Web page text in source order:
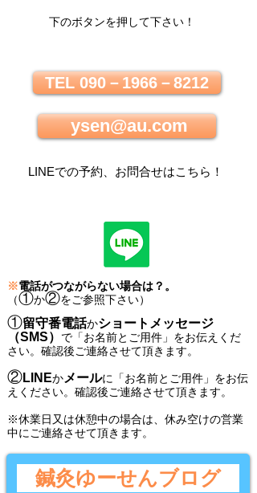
下のボタンを押して下さい！
TEL 090－1966－8212
ysen@au.com
LINEでの予約、お問合せはこちら ！
※電話がつながらない場合は？。
（①か②をご参照下さい）
①留守番電話かショートメッセージ
（SMS） で 「お名前とご用件 」 をお伝えくだ
さい。 確認後ご連絡させて頂きます。
②LINEかメールに 「お名前とご用件 」 をお伝
えください。 確認後ご連絡させて頂きます。
​※休業日又は休憩中の場合は、休み空けの営業
中にご連絡させて頂きます。
鍼灸ゆーせんブログ